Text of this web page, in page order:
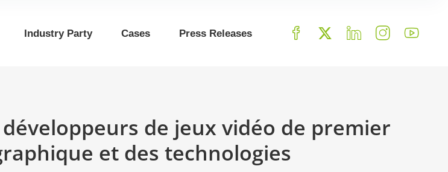
Industry Party Cases Press Releases
de jeux vidéo de premier
et des technologies